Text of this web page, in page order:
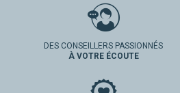
DES CONSEILLERS PASSIONNÉS
À VOTRE ÉCOUTE